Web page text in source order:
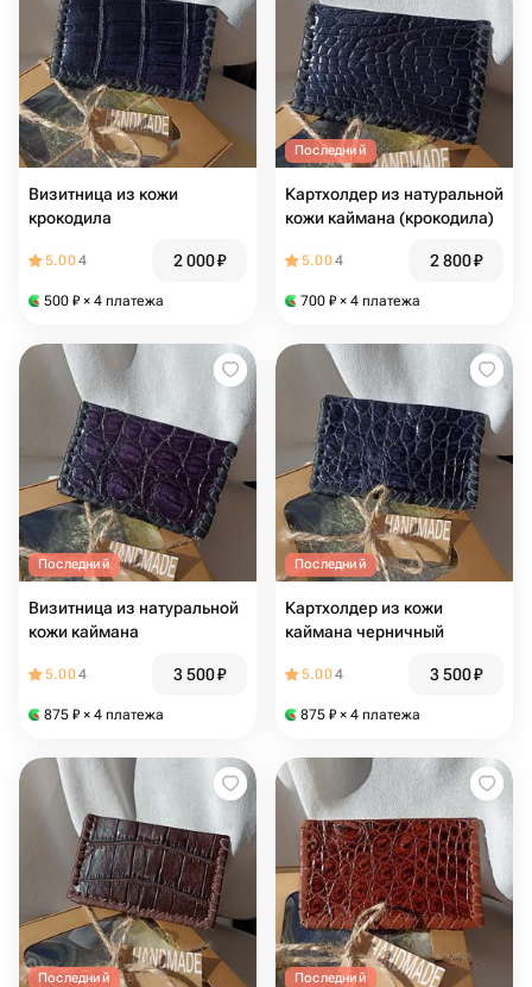
Визитница из кожи
крокодила
5.004 2 000₽
500 ₽ × 4 платежа
Последний
Картхолдер из натуральной
кожи каймана (крокодила)
5.004 2 800₽
700 ₽ × 4 платежа
Последний
Визитница из натуральной
кожи каймана
5.004 3 500₽
875 ₽ × 4 платежа
Последний
Картхолдер из кожи
каймана черничный
5.004 3 500₽
875 ₽ × 4 платежа
Последний Последний